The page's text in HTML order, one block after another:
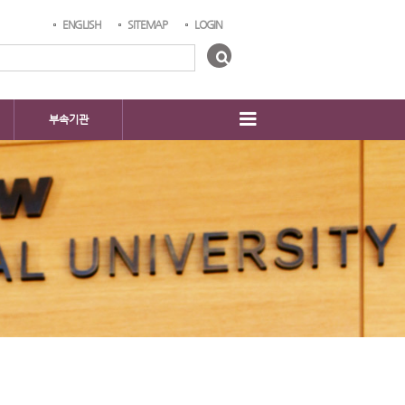
ENGLISH SITEMAP LOGIN
부속기관